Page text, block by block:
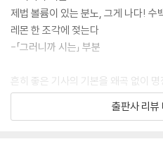
제법 볼륨이 있는 분노, 그게 나다! 수
레몬 한 조각에 젖는다
-「그러니까 시는」 부분
흔히 좋은 기사의 기본을 왜곡 없이
가능성을 상황과 관계를 단순화하지
허락하는 데서 찾곤 한다. 그리고 그
출판사 리뷰